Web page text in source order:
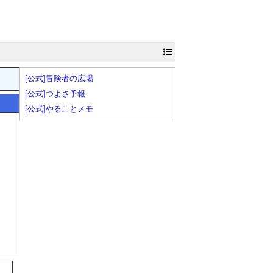
[公式]冒険者の広場
[公式]つよさ予報
[公式]やることメモ